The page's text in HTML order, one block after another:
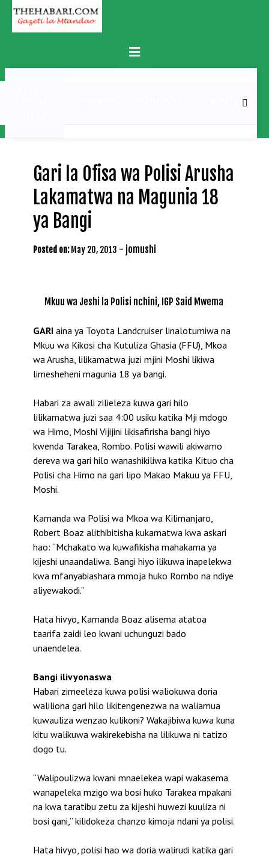
Skip
content
Primary
Menu
MICHEZO
Gari la Ofisa wa Polisi Arusha
Lakamatwa na Magunia 18
ya Bangi
Posted on: May 20, 2013 - jomushi
Mkuu wa Jeshi la Polisi nchini, IGP Said Mwema
GARI aina ya Toyota Landcruiser linalotumiwa na
Mkuu wa Kikosi cha Kutuliza Ghasia (FFU), Mkoa
wa Arusha, lilikamatwa juzi mjini Moshi likiwa
limesheheni magunia 18 ya bangi.
Habari za awali zilieleza kuwa gari hilo
lilikamatwa juzi saa 4:00 usiku katika Mji mdogo
wa Himo, Moshi Vijijini likisafirisha bangi hiyo
kwenda Tarakea, Rombo. Polisi wawili akiwamo
dereva wa gari hilo wanashikiliwa katika Kituo cha
Polisi cha Himo na gari lipo Makao Makuu ya FFU,
Moshi.
Kamanda wa Polisi wa Mkoa wa Kilimanjaro,
Robert Boaz alithibitisha kukamatwa kwa askari
hao: “Mchakato wa kuwafikisha mahakama ya
kijeshi unaandaliwa. Bangi hiyo ilikuwa inapelekwa
kwa mfanyabiashara mmoja huko Rombo na ndiye
aliyewakodi.”
Hata hivyo, Kamanda Boaz alisema atatoa
taarifa zaidi leo kwani uchunguzi bado
unaendelea.
Bangi ilivyonaswa
Habari zimeeleza kuwa polisi waliokuwa doria
waliliona gari hilo likitengenezwa na waliamua
kuwauliza wenzao kulikoni? Wakajibiwa kuwa kuna
kitu walikuwa wakirekebisha na lilikuwa ni tatizo
dogo tu.
“Walipoulizwa kwani mnaelekea wapi wakasema
wanapeleka mzigo wa bosi huko Tarakea mpakani
na kwa taratibu zetu za kijeshi huwezi kuuliza ni
bosi gani,” kilidokeza chanzo kimoja ndani ya polisi.
Hata hivyo, polisi hao wa doria walirudi katika gari